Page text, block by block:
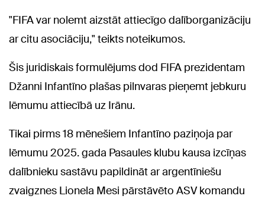
"FIFA var nolemt aizstāt attiecīgo dalīborganizāciju
ar citu asociāciju," teikts noteikumos.
Šis juridiskais formulējums dod FIFA prezidentam
Džanni Infantīno plašas pilnvaras pieņemt jebkuru
lēmumu attiecībā uz Irānu.
Tikai pirms 18 mēnešiem Infantīno paziņoja par
lēmumu 2025. gada Pasaules klubu kausa izcīņas
dalībnieku sastāvu papildināt ar argentīniešu
zvaigznes Lionela Mesi pārstāvēto ASV komandu